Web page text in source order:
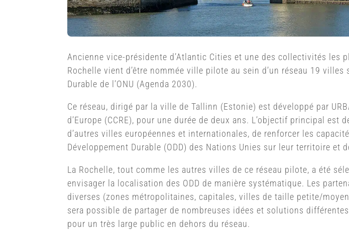
Ancienne vice-présidente d’Atlantic Cities et une des collectivités les
Rochelle vient d’être nommée ville pilote au sein d’un réseau 19
Durable de l’ONU (Agenda 2030).
Ce réseau, dirigé par la ville de Tallinn (Estonie) est développé par
d’Europe (CCRE), pour une durée de deux ans. L’objectif principal
d’autres villes européennes et internationales, de renforcer les
Développement Durable (ODD) des Nations Unies sur leur territoire et
La Rochelle, tout comme les autres villes de ce réseau pilote, a été
envisager la localisation des ODD de manière systématique. Les
diverses (zones métropolitaines, capitales, villes de taille petite/
sera possible de partager de nombreuses idées et solutions
pour un très large public en dehors du réseau.